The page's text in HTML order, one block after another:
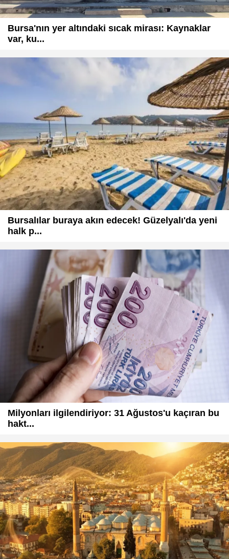
Bursa'nın yer altındaki sıcak mirası: Kaynaklar
var, ku...
Bursalılar buraya akın edecek! Güzelyalı'da yeni
halk p...
Milyonları ilgilendiriyor: 31 Ağustos'u kaçıran bu
hakt...